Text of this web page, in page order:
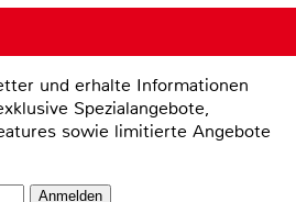
und erhalte Informationen
Spezialangebote,
sowie limitierte Angebote